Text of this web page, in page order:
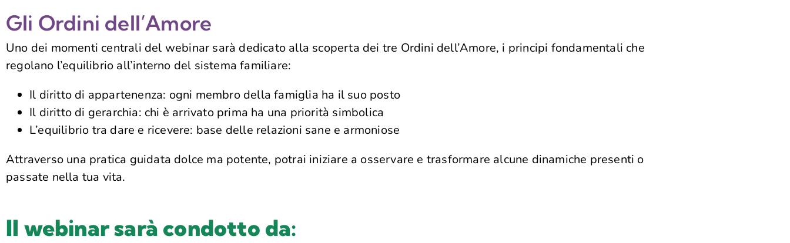
Gli Ordini dell’Amore
Uno dei momenti centrali del webinar sarà dedicato alla scoperta dei tre Ordini dell’Amore, i principi fondamentali che
regolano l’equilibrio all’interno del sistema familiare:
Il diritto di appartenenza: ogni membro della famiglia ha il suo posto
Il diritto di gerarchia: chi è arrivato prima ha una priorità simbolica
L’equilibrio tra dare e ricevere: base delle relazioni sane e armoniose
Attraverso una pratica guidata dolce ma potente, potrai iniziare a osservare e trasformare alcune dinamiche presenti o
passate nella tua vita.
Il webinar sarà condotto da: